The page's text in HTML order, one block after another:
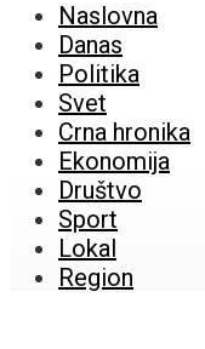
Naslovna
Danas
Politika
Svet
Crna hronika
Ekonomija
Društvo
Sport
Lokal
Region